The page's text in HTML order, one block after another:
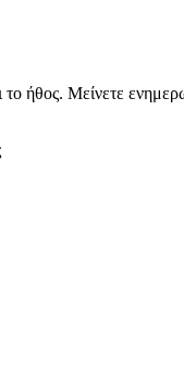
ήθος. Μείνετε